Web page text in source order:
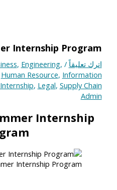
Internship Program
اترك تعليقاً /
, Engineering,
Human Resource, Information
Internship, Legal, Supply Chain
Admin
Internship
Internship Program